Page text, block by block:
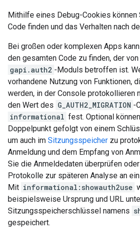
Mithilfe eines Debug-Cookies
Code finden und das Verhalten nach
Bei großen oder komplexen Apps
den gesamten Code zu finden, der
gapi.auth2 -Moduls betroffen ist.
vorhandene Nutzung von Funktionen,
werden, in der Console protokollieren
den Wert des G_AUTH2_MIGRATION -
informational fest. Optional
Doppelpunkt gefolgt von einem
um auch im Sitzungsspeicher zu
Anmeldung und dem Empfang von
Sie die Anmeldedaten überprüfen
Protokolle zur späteren Analyse an
Mit informational:showauth2use
beispielsweise Ursprung und URL
Sitzungsspeicherschlüssel namens
gespeichert.